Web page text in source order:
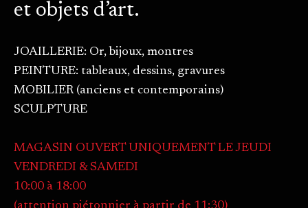
et objets d’art.
JOAILLERIE: Or, bijoux, montres
PEINTURE: tableaux, dessins, gravures
MOBILIER (anciens et contemporains)
SCULPTURE
MAGASIN OUVERT UNIQUEMENT LE JEUDI
VENDREDI & SAMEDI
10:00 à 18:00